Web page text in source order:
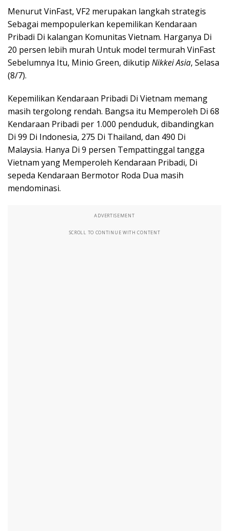
Menurut VinFast, VF2 merupakan langkah strategis
Sebagai mempopulerkan kepemilikan Kendaraan
Pribadi Di kalangan Komunitas Vietnam. Harganya Di
20 persen lebih murah Untuk model termurah VinFast
Sebelumnya Itu, Minio Green, dikutip Nikkei Asia, Selasa
(8/7).
Kepemilikan Kendaraan Pribadi Di Vietnam memang
masih tergolong rendah. Bangsa itu Memperoleh Di 68
Kendaraan Pribadi per 1.000 penduduk, dibandingkan
Di 99 Di Indonesia, 275 Di Thailand, dan 490 Di
Malaysia. Hanya Di 9 persen Tempattinggal tangga
Vietnam yang Memperoleh Kendaraan Pribadi, Di
sepeda Kendaraan Bermotor Roda Dua masih
mendominasi.
ADVERTISEMENT
SCROLL TO CONTINUE WITH CONTENT